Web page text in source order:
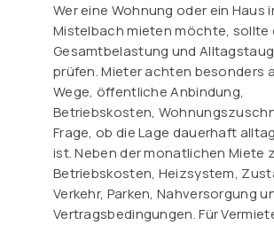
Wer eine Wohnung oder ein Haus
Mistelbach mieten möchte, sollte
Gesamtbelastung und
prüfen. Mieter achten besonders
Wege, öffentliche Anbindung,
Betriebskosten,
Frage, ob die Lage dauerhaft
ist. Neben der monatlichen Miete
Betriebskosten, Heizsystem,
Verkehr, Parken, Nahversorgung
Vertragsbedingungen. Für